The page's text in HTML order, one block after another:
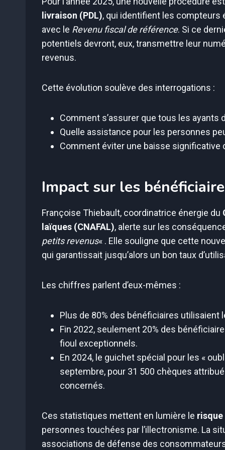
livraison (PDL), qui identifient les compteurs
avec le Revenu fiscal de référence. Si ce
potentiels devront, eux, transmettre leur
revenus.
Cette évolution soulève des interrogations :
Comment s’assurer que tous les ayants
Quelle assistance pour les personnes
Comment éviter une baisse significative
Impact sur les
Françoise Thiebault, coordinatrice énergie du
laïques (CNAFAL), alerte sur les
petits revenus« . Elle souligne que cette
qui garantissait jusqu’alors un bon taux
Les chiffres parlent d’eux-mêmes :
Plus de 80% des bénéficiaires
Fin 2022, seulement 20% des
fioul exceptionnels.
En 2024, le guichet spécial pour les «
septembre, pour 31 500 chèques
concernés.
Ces statistiques mettent en lumière le risque
personnes touchées par l’illectronisme. La
associations de défense des